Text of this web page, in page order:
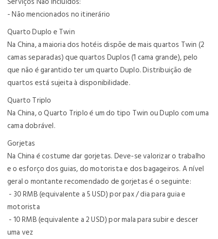
- Não mencionados no itinerário
Quarto Duplo e Twin
Na China, a maioria dos hotéis dispõe de mais quartos Twin (2
camas separadas) que quartos Duplos (1 cama grande), pelo
que não é garantido ter um quarto Duplo. Distribuição de
quartos está sujeita à disponibilidade.
Quarto Triplo
Na China, o Quarto Triplo é um do tipo Twin ou Duplo com uma
cama dobrável.
Gorjetas
Na China é costume dar gorjetas. Deve-se valorizar o trabalho
e o esforço dos guias, do motorista e dos bagageiros. A nível
geral o montante recomendado de gorjetas é o seguinte:
- 30 RMB (equivalente a 5 USD) por pax / dia para guia e
motorista
- 10 RMB (equivalente a 2 USD) por mala para subir e descer
uma vez